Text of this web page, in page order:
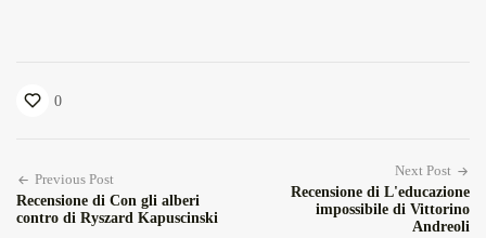
0
Previous Post
Recensione di Con gli alberi
contro di Ryszard Kapuscinski
Next Post
Recensione di L'educazione
impossibile di Vittorino
Andreoli